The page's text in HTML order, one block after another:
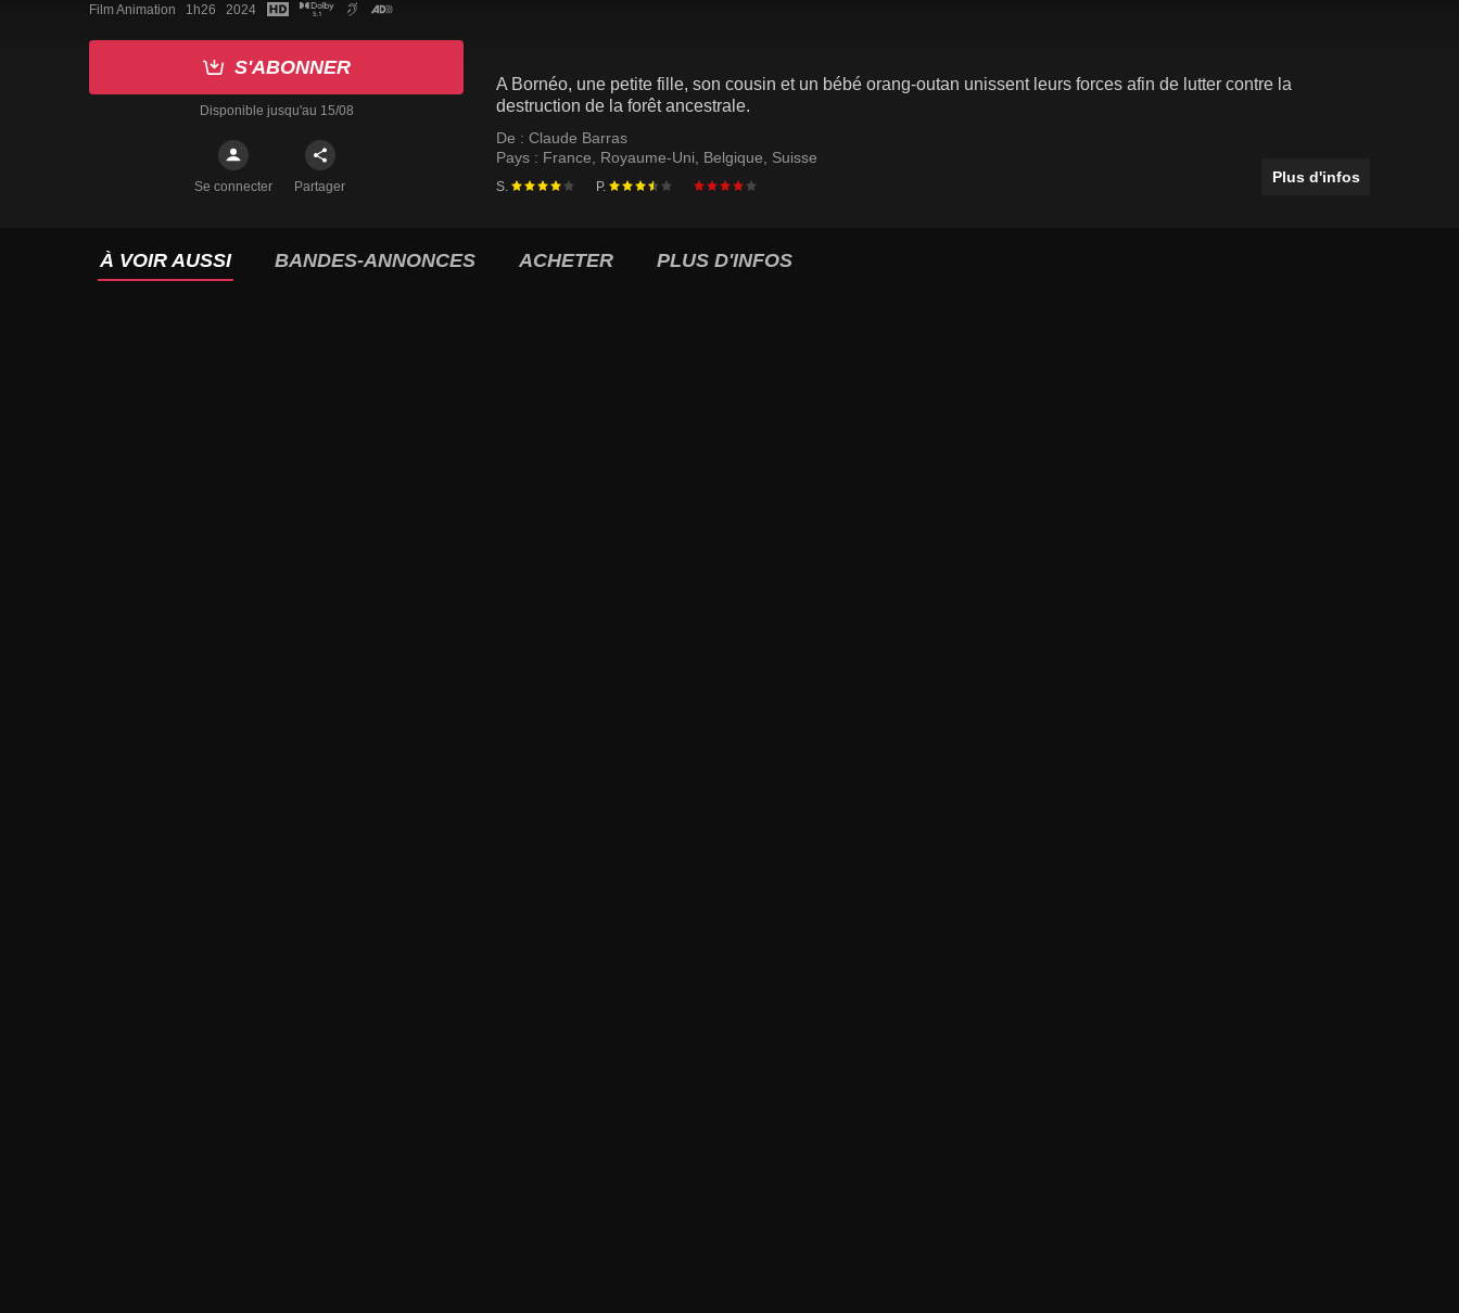
Film Animation   1h26   2024
S'ABONNER
Disponible jusqu'au 15/08
Se connecter Partager
A Bornéo, une petite fille, son cousin et un bébé orang-outan unissent leurs forces afin de lutter contre la
destruction de la forêt ancestrale.
De : Claude Barras
Pays : France Royaume-Uni Belgique Suisse
S. P.
Plus d'infos
À VOIR AUSSI BANDES-ANNONCES ACHETER PLUS D'INFOS